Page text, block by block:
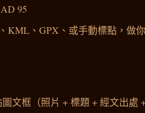
95
KML、GPX、或手動標點，做
文框（照片 + 標題 + 經文出處